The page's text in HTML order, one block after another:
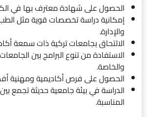
الحصول على شهادة معترف بها في
إمكانية دراسة تخصصات قوية مثل
والإدارة.
الالتحاق بجامعات تركية ذات سمعة
الاستفادة من تنوع البرامج بين
والخاصة.
الحصول على فرص أكاديمية ومهنية
الدراسة في بيئة جامعية حديثة تجمع
المناسبة.